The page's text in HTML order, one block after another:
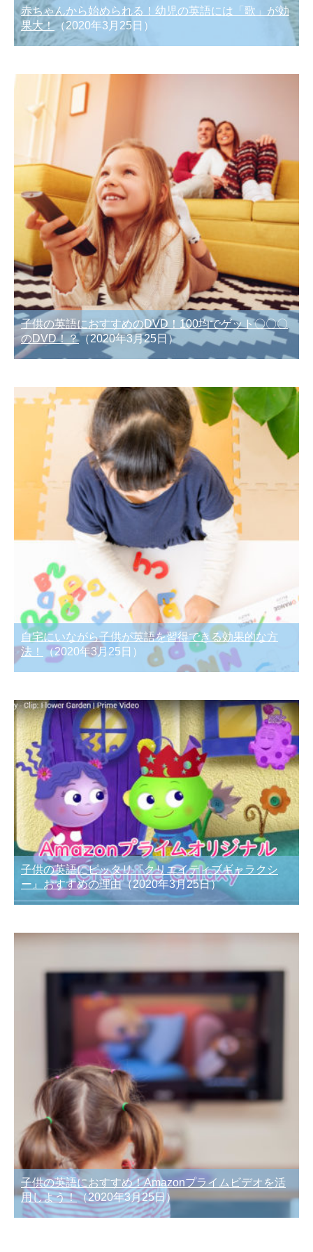
赤ちゃんから始められる！幼児の英語には「歌」が効
果大！（2020年3月25日）
子供の英語におすすめのDVD！100均でゲット〇〇〇
のDVD！？（2020年3月25日）
自宅にいながら子供が英語を習得できる効果的な方
法！
（2020年3月25日）
子供の英語にピッタリ『クリエイティブギャラクシ
ー』おすすめの理由（2020年3月25日）
子供の英語におすすめ！Amazonプライムビデオを活
用しよう！（2020年3月25日）